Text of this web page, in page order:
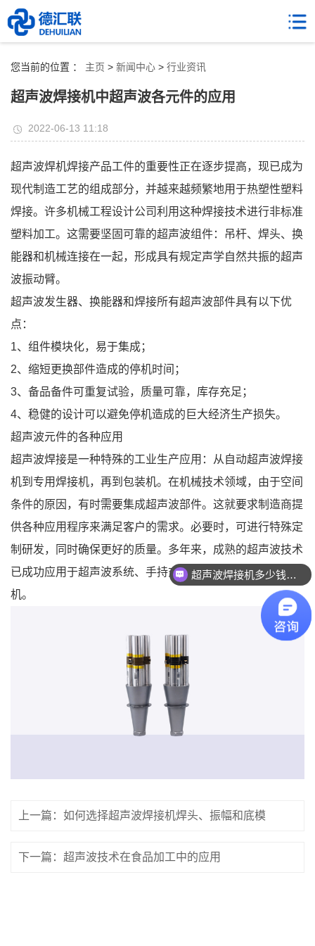
您当前的位置 ： 主页 > 新闻中心 > 行业资讯
超声波焊接机中超声波各元件的应用
2022-06-13 11:18
超声波焊机焊接产品工件的重要性正在逐步提高，现已成为
现代制造工艺的组成部分，并越来越频繁地用于热塑性塑料
焊接。许多机械工程设计公司利用这种焊接技术进行非标准
塑料加工。这需要坚固可靠的超声波组件：吊杆、焊头、换
能器和机械连接在一起，形成具有规定声学自然共振的超声
波振动臂。
超声波发生器、换能器和焊接所有超声波部件具有以下优
点：
1、组件模块化，易于集成；
2、缩短更换部件造成的停机时间；
3、备品备件可重复试验，质量可靠，库存充足；
4、稳健的设计可以避免停机造成的巨大经济生产损失。
超声波元件的各种应用
超声波焊接是一种特殊的工业生产应用：从自动超声波焊接
机到专用焊接机，再到包装机。在机械技术领域，由于空间
条件的原因，有时需要集成超声波部件。这就要求制造商提
供各种应用程序来满足客户的需求。必要时，可进行特殊定
制研发，同时确保更好的质量。多年来，成熟的超声波技术
已成功应用于超声波系统、手持式超声波焊机和超声波焊
机。
上一篇：如何选择超声波焊接机焊头、振幅和底模
下一篇：超声波技术在食品加工中的应用
超声波焊接机多少钱一台？